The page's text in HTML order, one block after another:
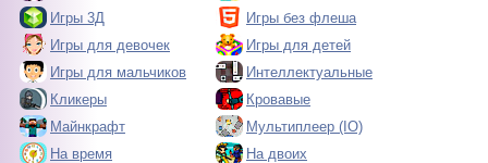
Игры 3Д
Игры без флеша
Игры для девочек
Игры для детей
Игры для мальчиков
Интеллектуальные
Кликеры
Кровавые
Майнкрафт
Мультиплеер (IO)
На время
На двоих